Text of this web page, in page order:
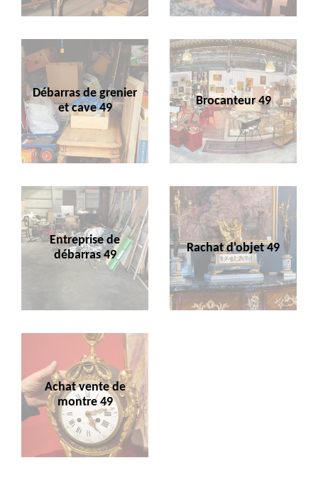
Débarras de grenier
et cave 49
Brocanteur 49
Entreprise de
débarras 49
Rachat d'objet 49
Achat vente de
montre 49